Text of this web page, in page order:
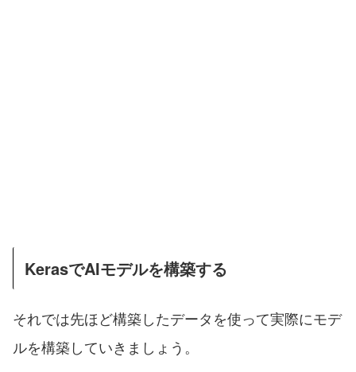
KerasでAIモデルを構築する
それでは先ほど構築したデータを使って実際にモデ
ルを構築していきましょう。